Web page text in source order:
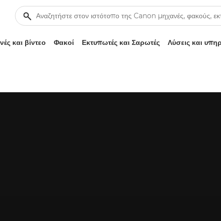
και βίντεο Φακοί Εκτυπωτές και Σαρωτές Λύσεις και